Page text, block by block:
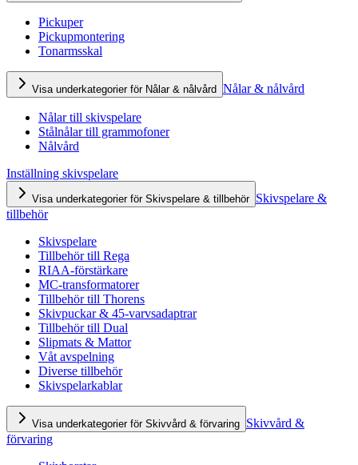
Pickuper
Pickupmontering
Tonarmsskal
Visa underkategorier för Nålar & nålvård Nålar & nålvård
Nålar till skivspelare
Stålnålar till grammofoner
Nålvård
Inställning skivspelare
Visa underkategorier för Skivspelare & tillbehör Skivspelare &
tillbehör
Skivspelare
Tillbehör till Rega
RIAA-förstärkare
MC-transformatorer
Tillbehör till Thorens
Skivpuckar & 45-varvsadaptrar
Tillbehör till Dual
Slipmats & Mattor
Våt avspelning
Diverse tillbehör
Skivspelarkablar
Visa underkategorier för Skivvård & förvaring Skivvård &
förvaring